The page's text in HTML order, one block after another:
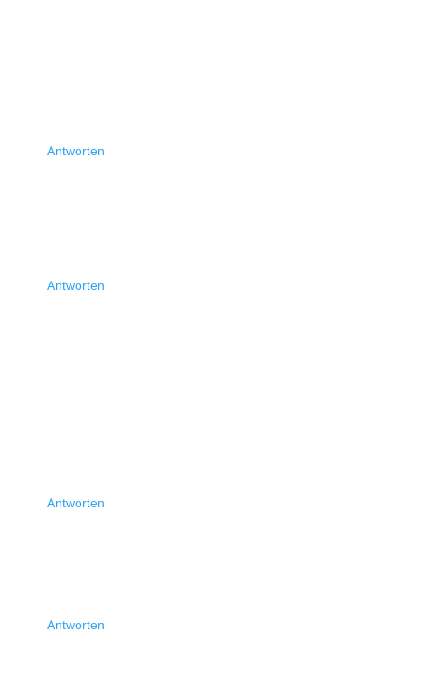
Antworten
Antworten
Antworten
Antworten